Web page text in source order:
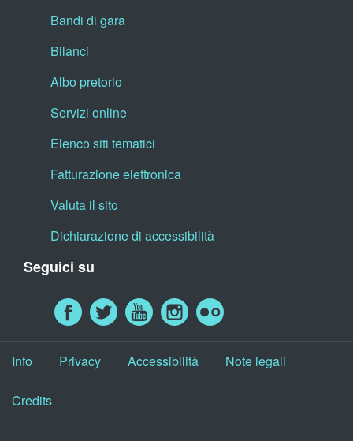
Bandi di gara
Bilanci
Albo pretorio
Servizi online
Elenco siti tematici
Fatturazione elettronica
Valuta il sito
Dichiarazione di accessibilità
Seguici su
Info Privacy Accessibilità Note legali
Credits